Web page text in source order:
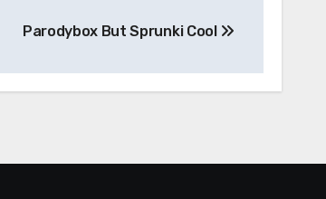
Parodybox But Sprunki Cool